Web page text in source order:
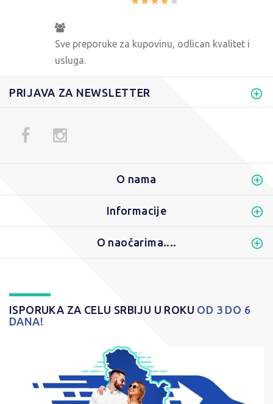
Sve preporuke za kupovinu, odlican kvalitet i
usluga.
PRIJAVA ZA NEWSLETTER
O nama
Informacije
O naočarima....
ISPORUKA ZA CELU SRBIJU U ROKU OD 3 DO 6
DANA!